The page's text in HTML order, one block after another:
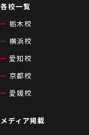
各校一覧
栃木校
横浜校
愛知校
京都校
愛媛校
メディア掲載